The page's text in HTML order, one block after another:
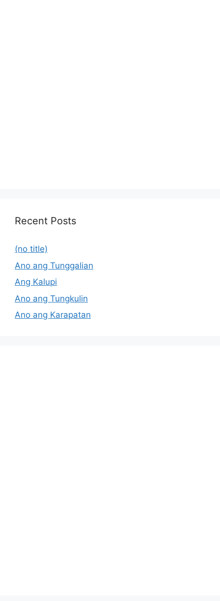
Recent Posts
(no title)
Ano ang Tunggalian
Ang Kalupi
Ano ang Tungkulin
Ano ang Karapatan